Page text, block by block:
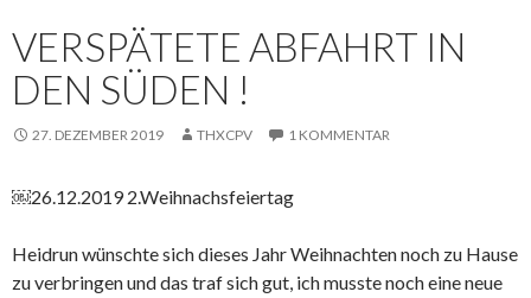
VERSPÄTETE ABFAHRT IN
DEN SÜDEN !
27. DEZEMBER 2019 THXCPV 1 KOMMENTAR
￼26.12.2019 2.Weihnachsfeiertag
Heidrun wünschte sich dieses Jahr Weihnachten noch zu Hause
zu verbringen und das traf sich gut, ich musste noch eine neue